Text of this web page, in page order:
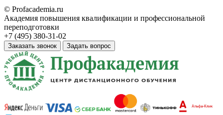
© Profacademia.ru
Академия повышения квалификации и профессиональной
переподготовки
+7 (495) 380-31-02
Заказать звонок Задать вопрос